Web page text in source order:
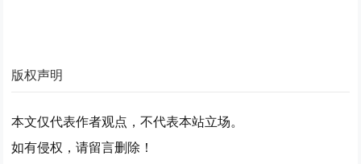
版权声明
本文仅代表作者观点，不代表本站立场。
如有侵权，请留言删除！